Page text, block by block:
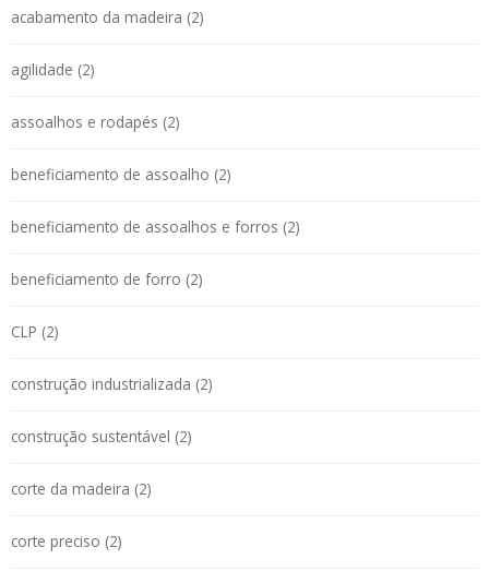
acabamento da madeira (2)
agilidade (2)
assoalhos e rodapés (2)
beneficiamento de assoalho (2)
beneficiamento de assoalhos e forros (2)
beneficiamento de forro (2)
CLP (2)
construção industrializada (2)
construção sustentável (2)
corte da madeira (2)
corte preciso (2)